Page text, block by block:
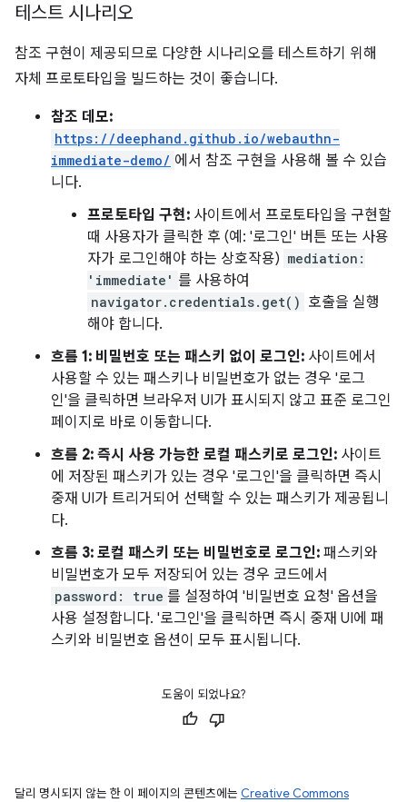
테스트 시나리오
참조 구현이 제공되므로 다양한 시나리오를 테스트하기 위해
자체 프로토타입을 빌드하는 것이 좋습니다.
참조 데모:
https://deephand.github.io/webauthn-
immediate-demo/ 에서 참조 구현을 사용해 볼 수 있습
니다.
프로토타입 구현: 사이트에서 프로토타입을 구현할
때 사용자가 클릭한 후 (예: '로그인' 버튼 또는 사용
자가 로그인해야 하는 상호작용) mediation:
'immediate' 를 사용하여
navigator.credentials.get() 호출을 실행
해야 합니다.
흐름 1: 비밀번호 또는 패스키 없이 로그인: 사이트에서
사용할 수 있는 패스키나 비밀번호가 없는 경우 '로그
인'을 클릭하면 브라우저 UI가 표시되지 않고 표준 로그인
페이지로 바로 이동합니다.
흐름 2: 즉시 사용 가능한 로컬 패스키로 로그인: 사이트
에 저장된 패스키가 있는 경우 '로그인'을 클릭하면 즉시
중재 UI가 트리거되어 선택할 수 있는 패스키가 제공됩니
다.
흐름 3: 로컬 패스키 또는 비밀번호로 로그인: 패스키와
비밀번호가 모두 저장되어 있는 경우 코드에서
password: true 를 설정하여 '비밀번호 요청' 옵션을
사용 설정합니다. '로그인'을 클릭하면 즉시 중재 UI에 패
스키와 비밀번호 옵션이 모두 표시됩니다.
도움이 되었나요?
달리 명시되지 않는 한 이 페이지의 콘텐츠에는 Creative Commons